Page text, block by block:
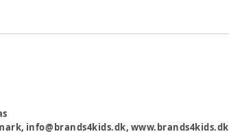
info@brands4kids.dk, www.brands4kids.dk